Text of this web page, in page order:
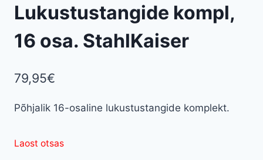
Lukustustangide kompl,
16 osa. StahlKaiser
79,95€
Põhjalik 16-osaline lukustustangide komplekt.
Laost otsas